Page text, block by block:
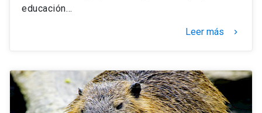
educación…
Leer más keyboard_arrow_right